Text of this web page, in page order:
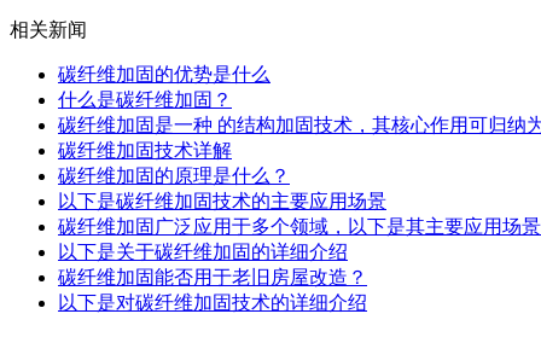
相关新闻
碳纤维加固的优势是什么
什么是碳纤维加固？
碳纤维加固是一种 的结构加固技术，其核心作用可归纳
碳纤维加固技术详解
碳纤维加固的原理是什么？
以下是碳纤维加固技术的主要应用场景
碳纤维加固广泛应用于多个领域，以下是其主要应用场景
以下是关于碳纤维加固的详细介绍
碳纤维加固能否用于老旧房屋改造？
以下是对碳纤维加固技术的详细介绍